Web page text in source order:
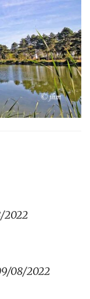
2022
08/2022